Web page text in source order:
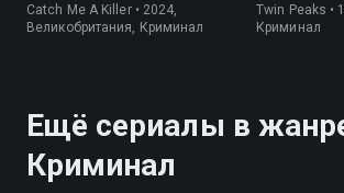
Catch Me A Killer • 2024,
Великобритания, Криминал
Twin Peaks •
Криминал
Ещё сериалы в
Криминал